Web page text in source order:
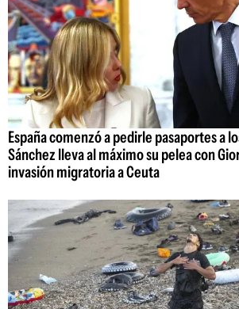
España comenzó a pedirle pasaportes a
Sánchez lleva al máximo su pelea con
invasión migratoria a Ceuta